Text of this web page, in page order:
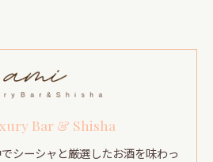
Bar & Shisha
シーシャと厳選したお酒を味わっ